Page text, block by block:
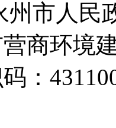
州市人民
营商环境
：